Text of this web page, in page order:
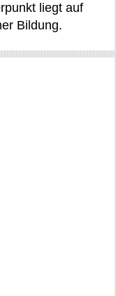
liegt auf
Bildung.